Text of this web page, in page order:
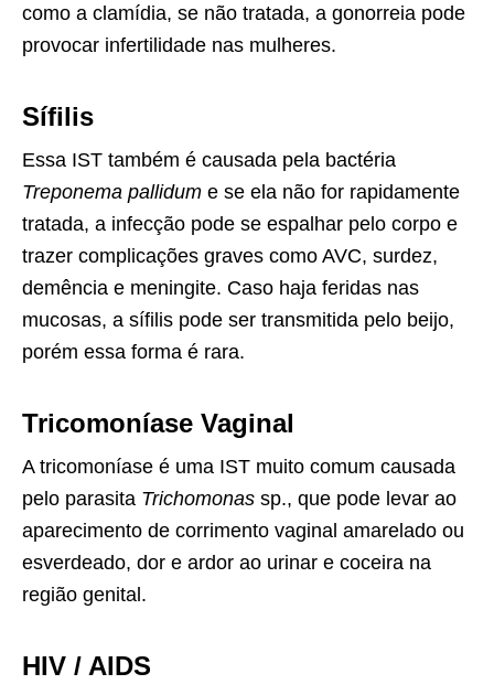
como a clamídia, se não tratada, a gonorreia pode
provocar infertilidade nas mulheres.
Sífilis
Essa IST também é causada pela bactéria
Treponema pallidum e se ela não for rapidamente
tratada, a infecção pode se espalhar pelo corpo e
trazer complicações graves como AVC, surdez,
demência e meningite. Caso haja feridas nas
mucosas, a sífilis pode ser transmitida pelo beijo,
porém essa forma é rara.
Tricomoníase Vaginal
A tricomoníase é uma IST muito comum causada
pelo parasita Trichomonas sp., que pode levar ao
aparecimento de corrimento vaginal amarelado ou
esverdeado, dor e ardor ao urinar e coceira na
região genital.
HIV / AIDS